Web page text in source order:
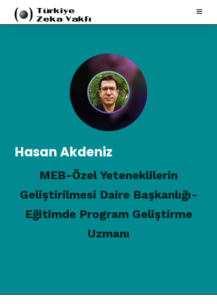
Hasan Akdeniz
MEB-Özel Yeteneklilerin
Geliştirilmesi Daire Başkanlığı-
Eğitimde Program Geliştirme
Uzmanı